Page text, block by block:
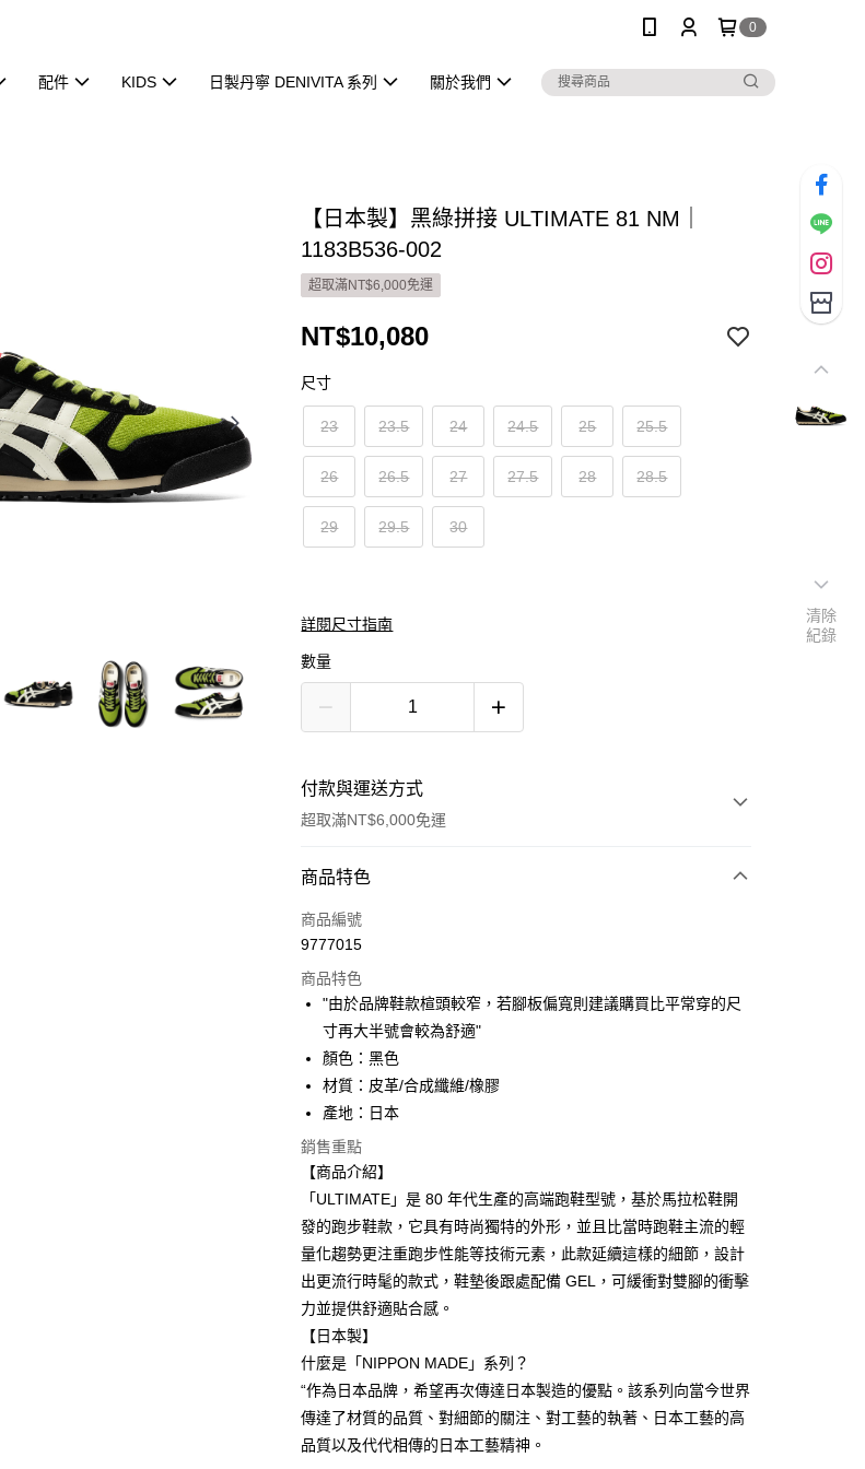
0
配件 KIDS 日製丹寧 DENIVITA 系列 關於我們
【日本製】黑綠拼接 ULTIMATE 81 NM｜
1183B536-002
超取滿NT$6,000免運
NT$10,080
尺寸
23 23.5 24 24.5 25 25.5
26 26.5 27 27.5 28 28.5
29 29.5 30
詳閱尺寸指南
數量
付款與運送方式
超取滿NT$6,000免運
付款方式
信用卡一次付款
LINE Pay
Apple Pay
ATM付款
運送方式
全家取貨付款
每筆NT$80，滿NT$6,000(含以上)免運費
付款後全家取貨
每筆NT$80，滿NT$6,000(含以上)免運費
萊爾富取貨付款
每筆NT$80，滿NT$6,000(含以上)免運費
付款後萊爾富取貨
每筆NT$80，滿NT$6,000(含以上)免運費
商品特色
商品編號
9777015
商品特色
"由於品牌鞋款楦頭較窄，若腳板偏寬則建議購買比平常穿的尺
寸再大半號會較為舒適"
顏色：黑色
材質：皮革/合成纖維/橡膠
產地：日本
銷售重點
【商品介紹】
「ULTIMATE」是 80 年代生產的高端跑鞋型號，基於馬拉松鞋開
發的跑步鞋款，它具有時尚獨特的外形，並且比當時跑鞋主流的輕
量化趨勢更注重跑步性能等技術元素，此款延續這樣的細節，設計
出更流行時髦的款式，鞋墊後跟處配備 GEL，可緩衝對雙腳的衝擊
力並提供舒適貼合感。
【日本製】
什麼是「NIPPON MADE」系列？
“作為日本品牌，希望再次傳達日本製造的優點。該系列向當今世界
傳達了材質的品質、對細節的關注、對工藝的執著、日本工藝的高
品質以及代代相傳的日本工藝精神。
清除
紀錄